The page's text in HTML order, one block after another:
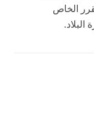
الخاص
البلاد.